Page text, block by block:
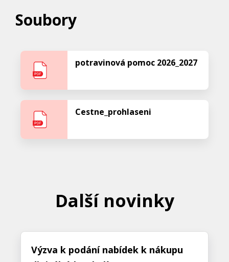
Soubory
potravinová pomoc 2026_2027
Cestne_prohlaseni
Další novinky
Výzva k podání nabídek k nákupu